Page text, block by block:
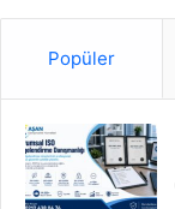
Popüler